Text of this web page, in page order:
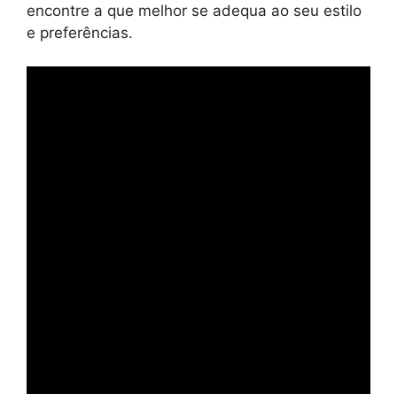
encontre a que melhor se adequa ao seu estilo
e preferências.